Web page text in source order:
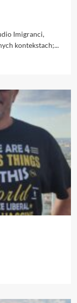
Imigranci,
kontekstach;...